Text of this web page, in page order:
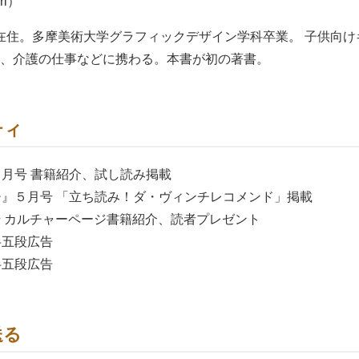
住。多摩美術大学グラフィックデザイン学科卒業。 子供向
介護の仕事などに携わる。本書が初の著書。
号 書籍紹介、試し読み掲載
５月号 「立ち読み！ダ・ヴィンチレコメンド」掲載
ルチャーページ書籍紹介、読者プレゼント
段広告
段広告